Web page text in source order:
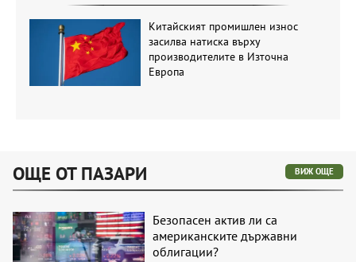
Китайският промишлен износ
засилва натиска върху
производителите в Източна
Европа
ОЩЕ ОТ ПАЗАРИ ВИЖ ОЩЕ
Безопасен актив ли са
американските държавни
облигации?